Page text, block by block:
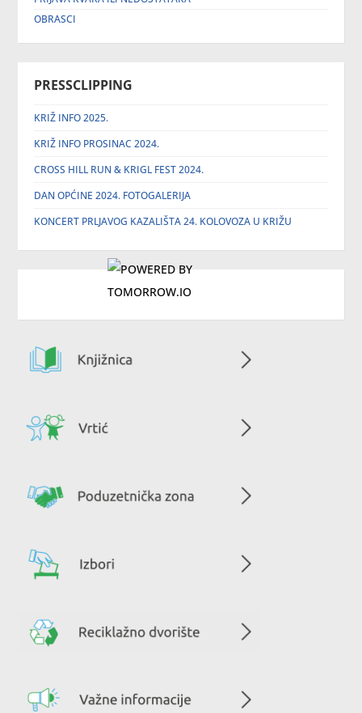
OBRASCI
PRESSCLIPPING
KRIŽ INFO 2025.
KRIŽ INFO PROSINAC 2024.
CROSS HILL RUN & KRIGL FEST 2024.
DAN OPĆINE 2024. FOTOGALERIJA
KONCERT PRLJAVOG KAZALIŠTA 24. KOLOVOZA U KRIŽU